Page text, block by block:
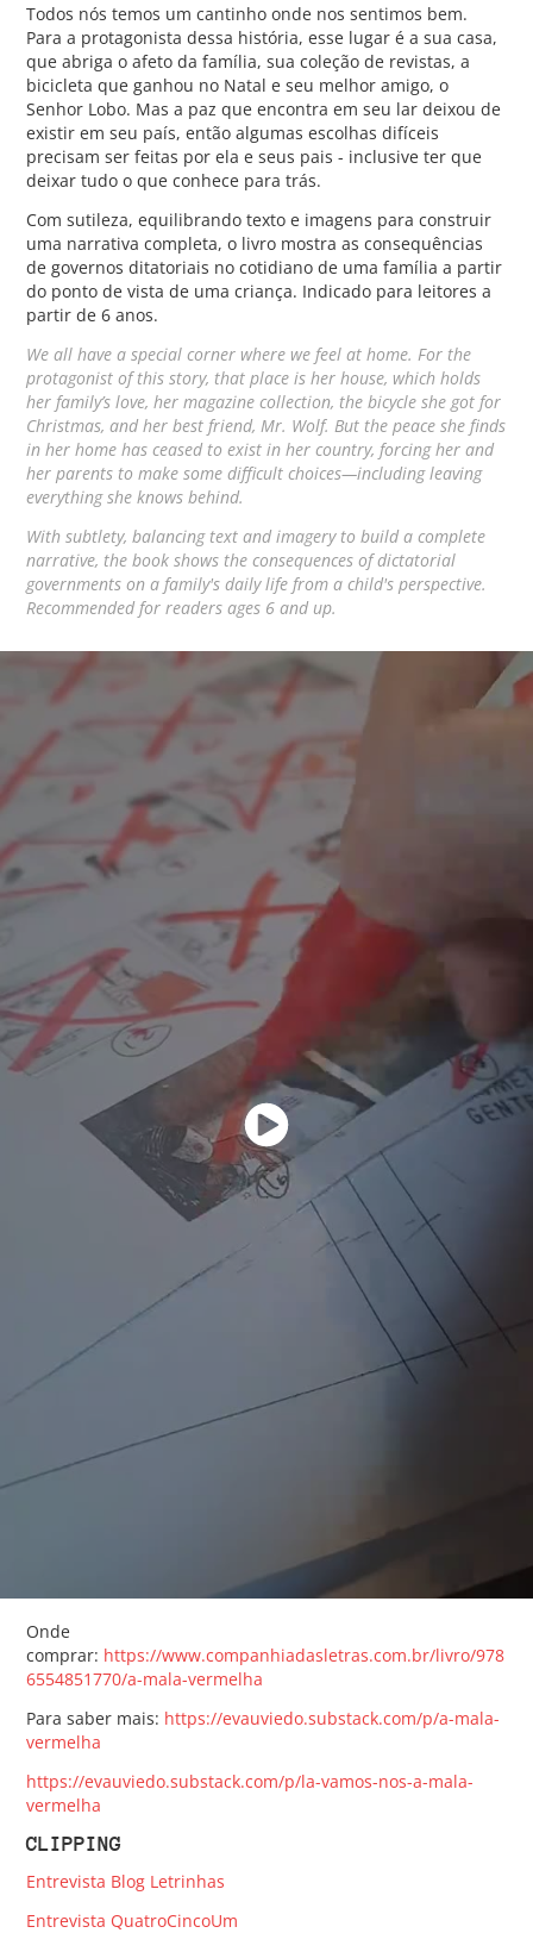
Todos nós temos um cantinho onde nos sentimos bem.
Para a protagonista dessa história, esse lugar é a sua casa,
que abriga o afeto da família, sua coleção de revistas, a
bicicleta que ganhou no Natal e seu melhor amigo, o
Senhor Lobo. Mas a paz que encontra em seu lar deixou de
existir em seu país, então algumas escolhas difíceis
precisam ser feitas por ela e seus pais - inclusive ter que
deixar tudo o que conhece para trás.
Com sutileza, equilibrando texto e imagens para construir
uma narrativa completa, o livro mostra as consequências
de governos ditatoriais no cotidiano de uma família a partir
do ponto de vista de uma criança. Indicado para leitores a
partir de 6 anos.
We all have a special corner where we feel at home. For the
protagonist of this story, that place is her house, which holds
her family’s love, her magazine collection, the bicycle she got for
Christmas, and her best friend, Mr. Wolf. But the peace she finds
in her home has ceased to exist in her country, forcing her and
her parents to make some difficult choices—including leaving
everything she knows behind.
With subtlety, balancing text and imagery to build a complete
narrative, the book shows the consequences of dictatorial
governments on a family's daily life from a child's perspective.
Recommended for readers ages 6 and up.
Onde
comprar: https://www.companhiadasletras.com.br/livro/978
6554851770/a-mala-vermelha
Para saber mais: https://evauviedo.substack.com/p/a-mala-
vermelha
https://evauviedo.substack.com/p/la-vamos-nos-a-mala-
vermelha
CLIPPING
Entrevista Blog Letrinhas
Entrevista QuatroCincoUm